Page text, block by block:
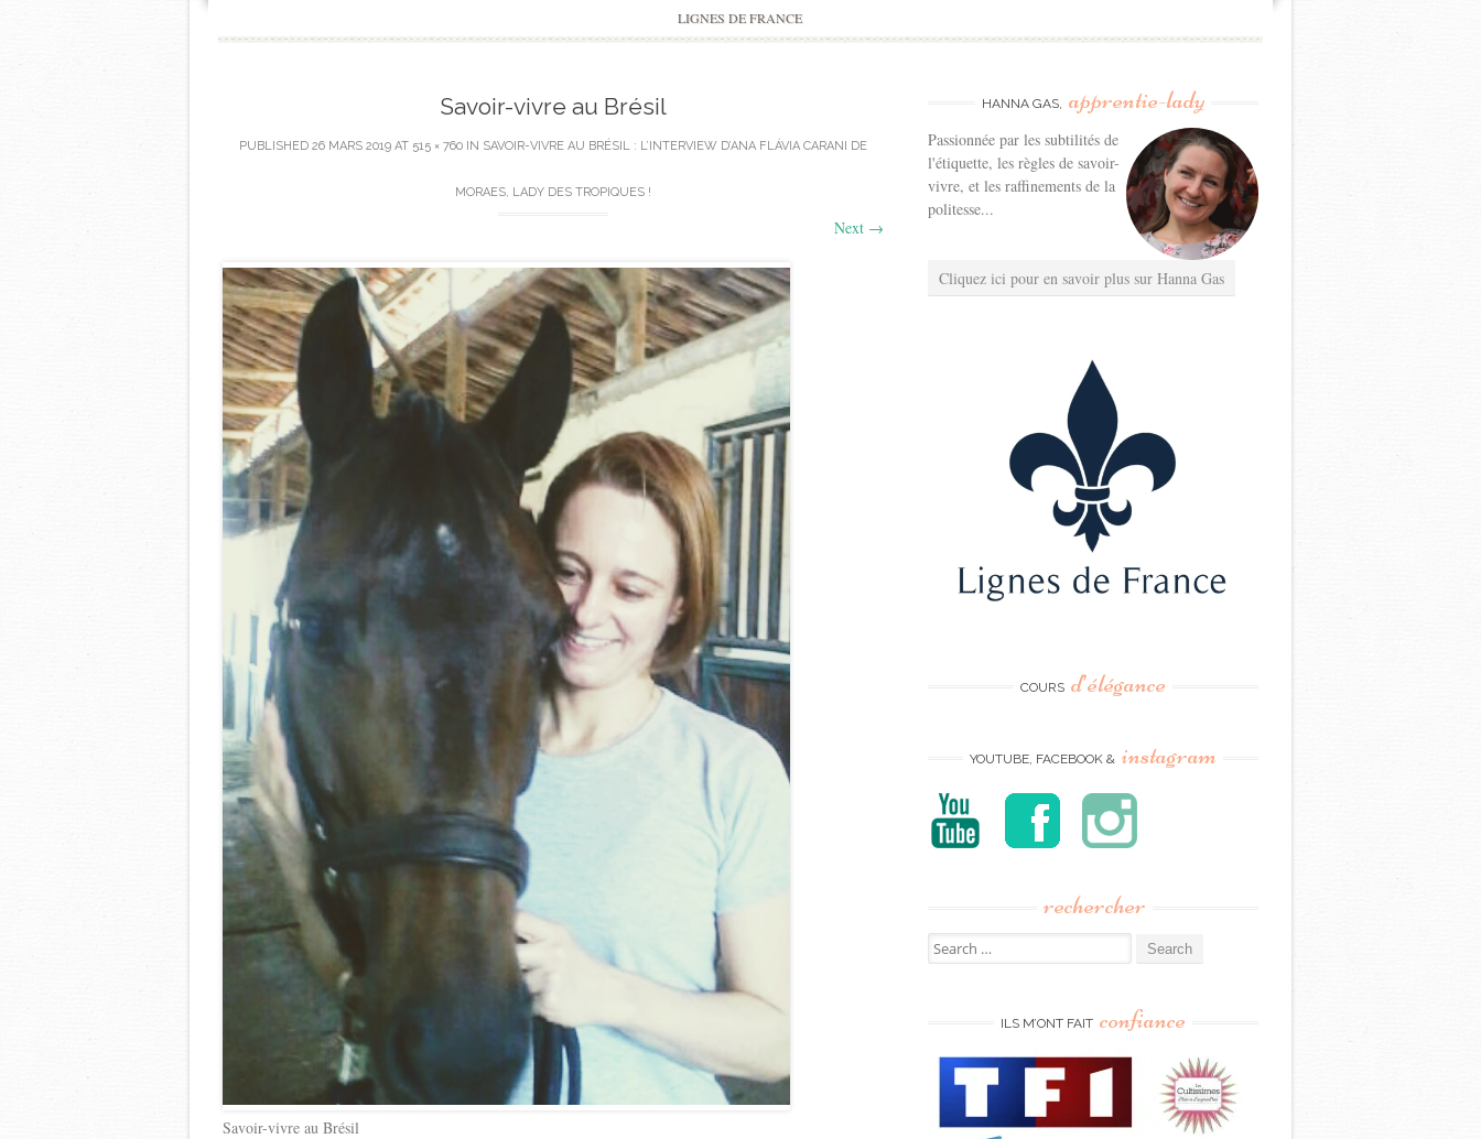
content
LIGNES DE FRANCE
Savoir-vivre au Brésil
PUBLISHED 26 MARS 2019 AT 515 × 760 IN SAVOIR-VIVRE AU BRÉSIL : L’INTERVIEW D’ANA FLÁVIA CARANI DE
MORAES, LADY DES TROPIQUES !
Next →
Savoir-vivre au Brésil
HANNA GAS, apprentie-lady
Passionnée par les subtilités de
l'étiquette, les règles de savoir-
vivre, et les raffinements de la
politesse...
Cliquez ici pour en savoir plus sur Hanna Gas
COURS d’élégance
YOUTUBE, FACEBOOK & instagram
rechercher
Search
for:
ILS M’ONT FAIT confiance